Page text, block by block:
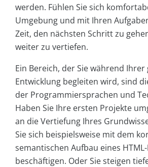
werden. Fühlen Sie sich
Umgebung und mit Ihren
Zeit, den nächsten Schritt zu
weiter zu vertiefen.
Ein Bereich, der Sie während Ihrer
Entwicklung begleiten wird, sind
der Programmiersprachen und
Haben Sie Ihre ersten Projekte
an die Vertiefung Ihres
Sie sich beispielsweise mit dem
semantischen Aufbau eines
beschäftigen. Oder Sie steigen